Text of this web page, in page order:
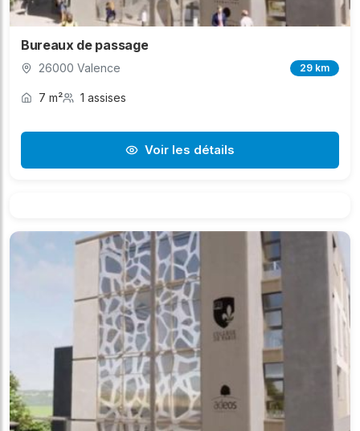
Bureaux de passage
26000 Valence 29 km
7 m² 1 assises
Voir les détails